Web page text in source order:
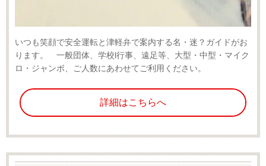
いつも笑顔で安全運転と津軽弁で案内する名・迷？ガイドがお
ります。 一般団体、学校l行事、遠足等、 大型・中型・マイク
ロ・ジャンボ、ご人数にあわせてご利用ください。
詳細はこちらへ